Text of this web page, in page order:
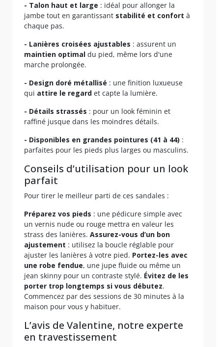
- Talon haut et large : idéal pour allonger la
jambe tout en garantissant stabilité et confort à
chaque pas.
- Lanières croisées ajustables : assurent un
maintien optimal du pied, même lors d'une
marche prolongée.
- Design doré métallisé : une finition luxueuse
qui attire le regard et capte la lumière.
- Détails strassés : pour un look féminin et
raffiné jusque dans les moindres détails.
- Disponibles en grandes pointures (41 à 44) :
parfaites pour les pieds plus larges ou masculins.
Conseils d’utilisation pour un look
parfait
Pour tirer le meilleur parti de ces sandales :
Préparez vos pieds : une pédicure simple avec
un vernis nude ou rouge mettra en valeur les
strass des lanières. Assurez-vous d’un bon
ajustement : utilisez la boucle réglable pour
ajuster les lanières à votre pied. Portez-les avec
une robe fendue, une jupe fluide ou même un
jean skinny pour un contraste stylé. Évitez de les
porter trop longtemps si vous débutez.
Commencez par des sessions de 30 minutes à la
maison pour vous y habituer.
L’avis de Valentine, notre experte
en travestissement